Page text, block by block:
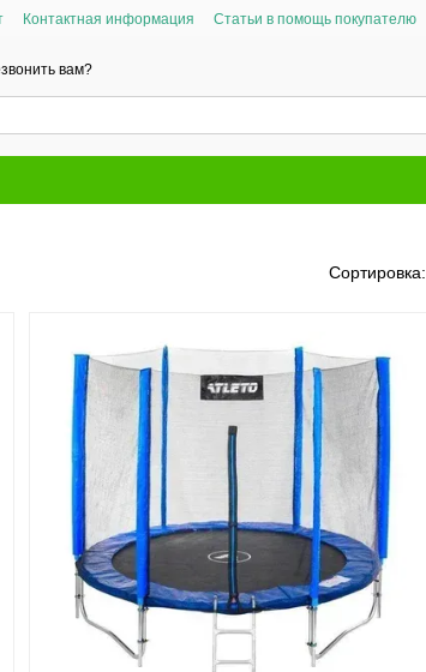
Контактная информация
Статьи в помощь покупателю
вам?
Сортировка: